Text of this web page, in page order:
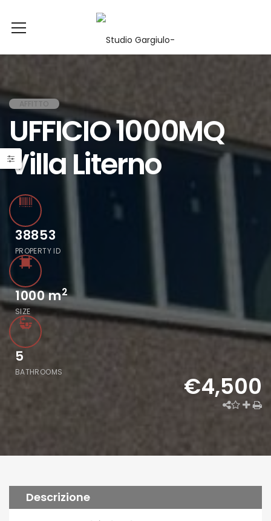
UFFICIO 1000MQ
Villa Literno
38853
PROPERTY ID
1000m2
SIZE
5
BATHROOMS €4,500
Descrizione